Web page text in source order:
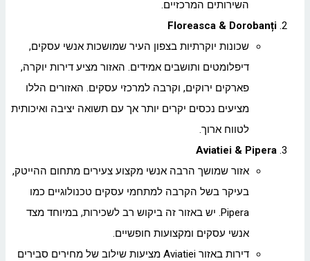
השירותים המרכזיים.
Floreasca & Dorobanți
שכונות יוקרתיות בצפון העיר שמושכות אנשי עסקים,
דיפלומטים ותושבים אמידים. האזור מציע דירות יוקרה,
פארקים ירוקים, וקרבה למרכזי עסקים. האזורים הללו
מציעים נכסים יקרים יותר אך עם תשואה יציבה ואיכותית
לטווח ארוך.
Aviatiei & Pipera
אזור שמושך הרבה אנשי מקצוע צעירים מתחום ההייטק,
בעיקר בשל הקרבה למתחמי עסקים טכנולוגיים כמו
Pipera. יש באזור זה ביקוש רב לשכירות, במיוחד מצד
אנשי עסקים ומקצועות חופשיים.
דירות באזור Aviatiei מציעות שילוב של מחירים סבירים